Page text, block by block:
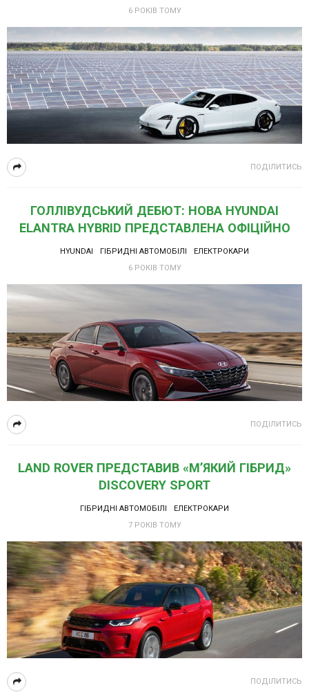
6 РОКІВ ТОМУ
ПОДІЛИТИСЬ
ГОЛЛІВУДСЬКИЙ ДЕБЮТ: НОВА HYUNDAI
ELANTRA HYBRID ПРЕДСТАВЛЕНА ОФІЦІЙНО
HYUNDAI ГІБРИДНІ АВТОМОБІЛІ
ЕЛЕКТРОКАРИ
6 РОКІВ ТОМУ
ПОДІЛИТИСЬ
LAND ROVER ПРЕДСТАВИВ «М’ЯКИЙ ГІБРИД»
DISCOVERY SPORT
ГІБРИДНІ АВТОМОБІЛІ
ЕЛЕКТРОКАРИ
7 РОКІВ ТОМУ
ПОДІЛИТИСЬ